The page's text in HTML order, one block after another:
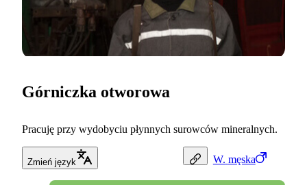
W. męska
Górniczka otworowa
Pracuję przy wydobyciu płynnych surowców mineralnych.
Zmień język